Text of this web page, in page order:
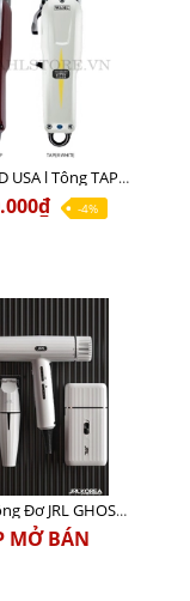
COMBO 2D USA l Tông TAPER WHITE + Tông MAGIC CLIP
-4%
Combo Tông Đơ JRL GHOST 3 Limited Edition Chính Hãng USA
MỞ BÁN